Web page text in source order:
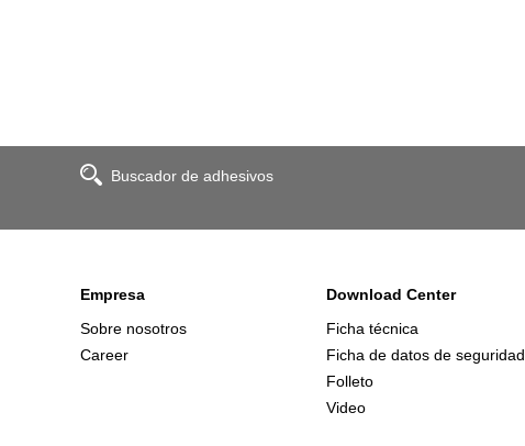
Buscador de adhesivos
Empresa
Sobre nosotros
Career
Download Center
Ficha técnica
Ficha de datos de seguridad
Folleto
Video